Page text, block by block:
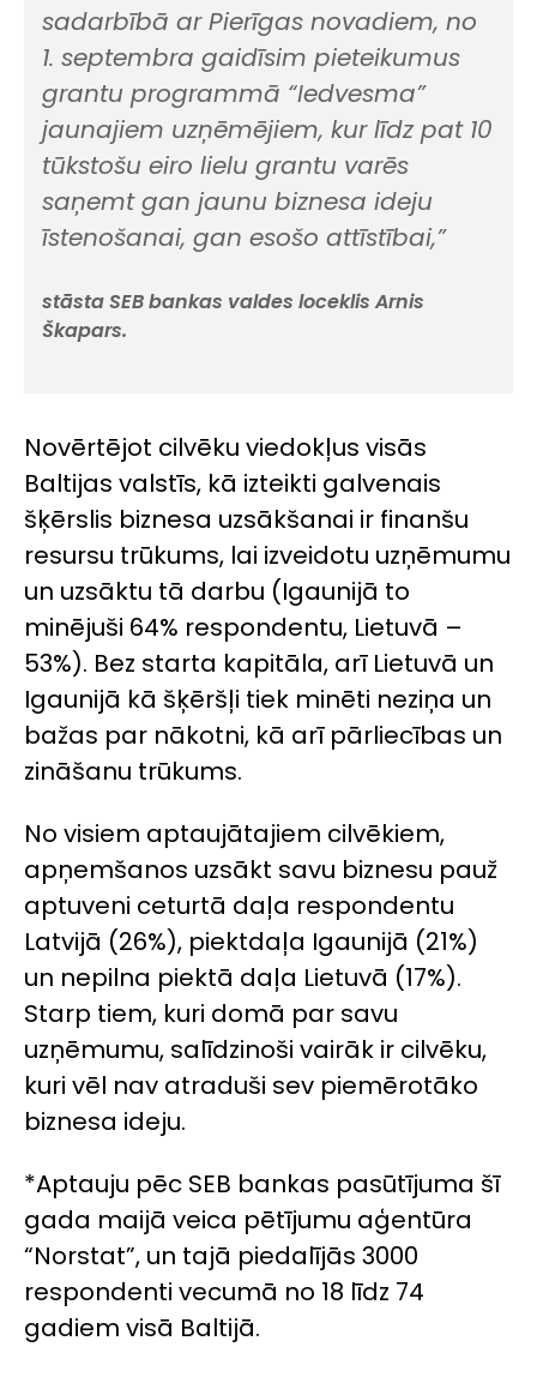
sadarbībā ar Pierīgas novadiem, no
1. septembra gaidīsim pieteikumus
grantu programmā “Iedvesma”
jaunajiem uzņēmējiem, kur līdz pat 10
tūkstošu eiro lielu grantu varēs
saņemt gan jaunu biznesa ideju
īstenošanai, gan esošo attīstībai,”
stāsta SEB bankas valdes loceklis Arnis
Škapars.
Novērtējot cilvēku viedokļus visās
Baltijas valstīs, kā izteikti galvenais
šķērslis biznesa uzsākšanai ir finanšu
resursu trūkums, lai izveidotu uzņēmumu
un uzsāktu tā darbu (Igaunijā to
minējuši 64% respondentu, Lietuvā –
53%). Bez starta kapitāla, arī Lietuvā un
Igaunijā kā šķēršļi tiek minēti neziņa un
bažas par nākotni, kā arī pārliecības un
zināšanu trūkums.
No visiem aptaujātajiem cilvēkiem,
apņemšanos uzsākt savu biznesu pauž
aptuveni ceturtā daļa respondentu
Latvijā (26%), piektdaļa Igaunijā (21%)
un nepilna piektā daļa Lietuvā (17%).
Starp tiem, kuri domā par savu
uzņēmumu, salīdzinoši vairāk ir cilvēku,
kuri vēl nav atraduši sev piemērotāko
biznesa ideju.
*Aptauju pēc SEB bankas pasūtījuma šī
gada maijā veica pētījumu aģentūra
“Norstat”, un tajā piedalījās 3000
respondenti vecumā no 18 līdz 74
gadiem visā Baltijā.